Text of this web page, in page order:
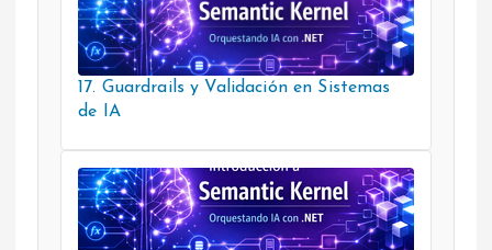
17. Guardrails y Validación en Sistemas
de IA